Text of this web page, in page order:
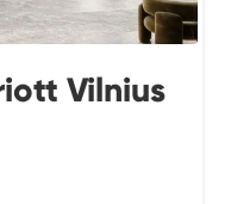
Vilnius